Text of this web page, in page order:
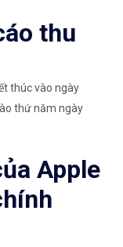
thu
thúc vào ngày
thứ năm ngày
Apple